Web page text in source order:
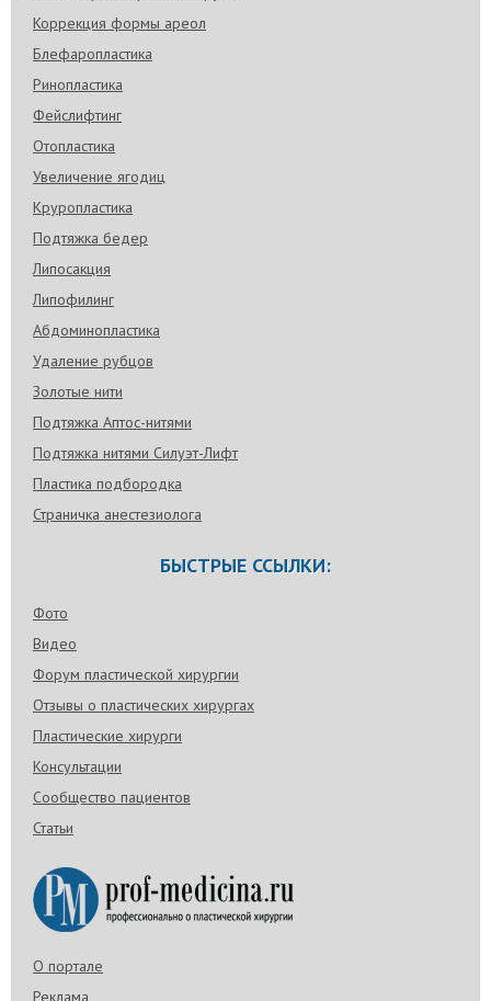
Коррекция формы ареол
Блефаропластика
Ринопластика
Фейслифтинг
Отопластика
Увеличение ягодиц
Круропластика
Подтяжка бедер
Липосакция
Липофилинг
Абдоминопластика
Удаление рубцов
Золотые нити
Подтяжка Аптос-нитями
Подтяжка нитями Силуэт-Лифт
Пластика подбородка
Страничка анестезиолога
БЫСТРЫЕ ССЫЛКИ:
Фото
Видео
Форум пластической хирургии
Отзывы о пластических хирургах
Пластические хирурги
Консультации
Сообщество пациентов
Статьи
О портале
Реклама